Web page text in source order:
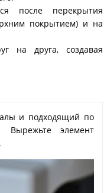
после перекрытия
покрытием) и на
на друга, создавая
и подходящий по
элемент